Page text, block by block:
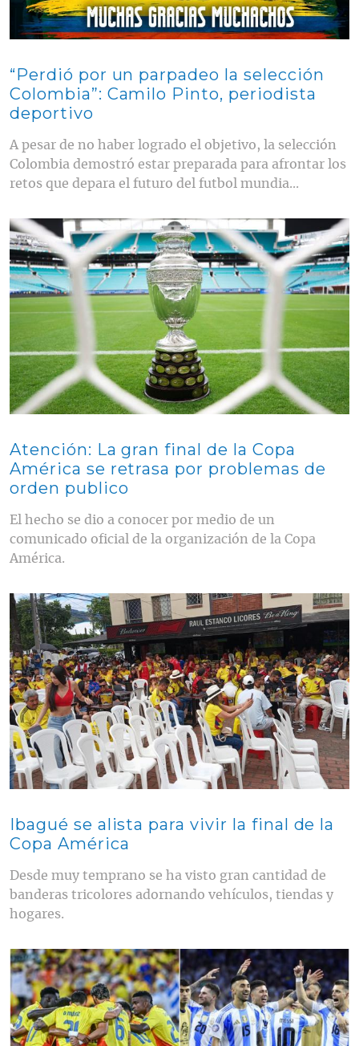
“Perdió por un parpadeo la selección
Colombia”: Camilo Pinto, periodista
deportivo
A pesar de no haber logrado el objetivo, la selección
Colombia demostró estar preparada para afrontar los
retos que depara el futuro del futbol mundia...
Contenido multimedia principal
Atención: La gran final de la Copa
América se retrasa por problemas de
orden publico
El hecho se dio a conocer por medio de un
comunicado oficial de la organización de la Copa
América.
Contenido multimedia principal
Ibagué se alista para vivir la final de la
Copa América
Desde muy temprano se ha visto gran cantidad de
banderas tricolores adornando vehículos, tiendas y
hogares.
Contenido multimedia principal